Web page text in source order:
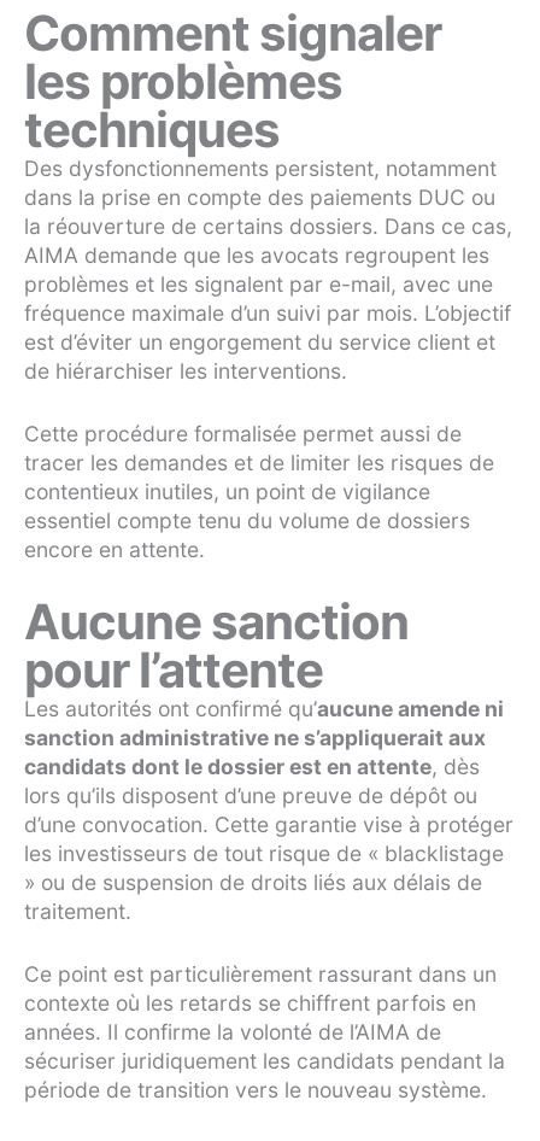
Comment signaler
les problèmes
techniques
Des dysfonctionnements persistent, notamment
dans la prise en compte des paiements DUC ou
la réouverture de certains dossiers. Dans ce cas,
AIMA demande que les avocats regroupent les
problèmes et les signalent par e-mail, avec une
fréquence maximale d’un suivi par mois. L’objectif
est d’éviter un engorgement du service client et
de hiérarchiser les interventions.
Cette procédure formalisée permet aussi de
tracer les demandes et de limiter les risques de
contentieux inutiles, un point de vigilance
essentiel compte tenu du volume de dossiers
encore en attente.
Aucune sanction
pour l’attente
Les autorités ont confirmé qu’aucune amende ni
sanction administrative ne s’appliquerait aux
candidats dont le dossier est en attente, dès
lors qu’ils disposent d’une preuve de dépôt ou
d’une convocation. Cette garantie vise à protéger
les investisseurs de tout risque de « blacklistage
» ou de suspension de droits liés aux délais de
traitement.
Ce point est particulièrement rassurant dans un
contexte où les retards se chiffrent parfois en
années. Il confirme la volonté de l’AIMA de
sécuriser juridiquement les candidats pendant la
période de transition vers le nouveau système.